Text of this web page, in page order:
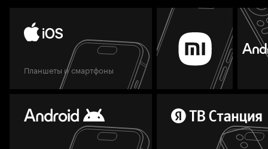
Планшеты и смартфоны